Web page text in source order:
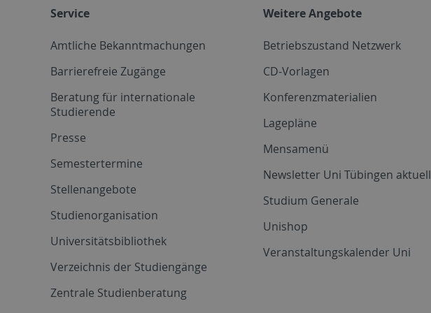
Service
Amtliche Bekanntmachungen
Barrierefreie Zugänge
Beratung für internationale
Studierende
Presse
Semestertermine
Stellenangebote
Studienorganisation
Universitätsbibliothek
Verzeichnis der Studiengänge
Zentrale Studienberatung
Weitere Angebote
Betriebszustand Netzwerk
CD-Vorlagen
Konferenzmaterialien
Lagepläne
Mensamenü
Newsletter Uni Tübingen aktuell
Studium Generale
Unishop
Veranstaltungskalender Uni